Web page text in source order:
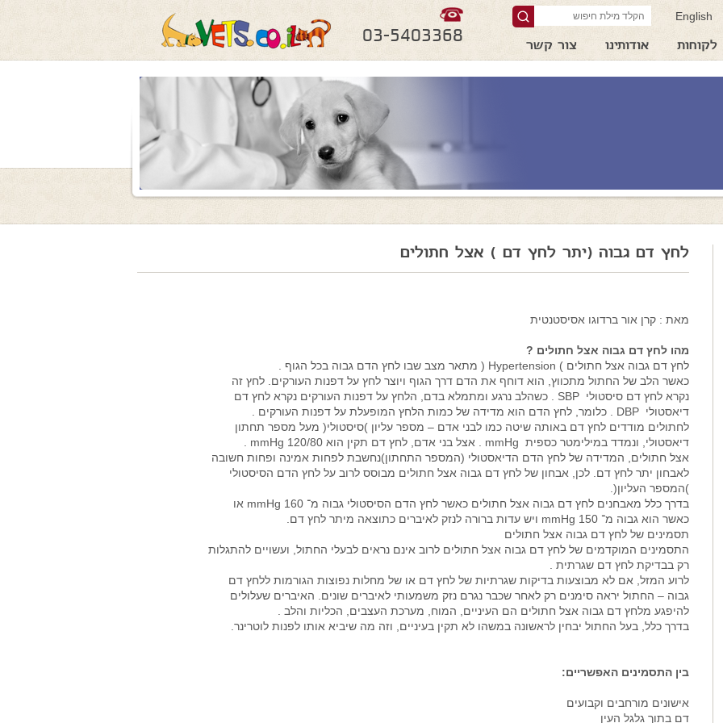
English
לקוחות אודותינו צור קשר
03-5403368
לחץ דם גבוה (יתר לחץ דם ) אצל חתולים
מאת : קרן אור ברדוגו אסיסטנטית
מהו לחץ דם גבוה אצל חתולים ?
לחץ דם גבוה אצל חתולים ) Hypertension ( מתאר מצב שבו לחץ הדם גבוה בכל הגוף .
כאשר הלב של החתול מתכווץ, הוא דוחף את הדם דרך הגוף ויוצר לחץ על דפנות העורקים. לחץ זה
נקרא לחץ דם סיסטולי SBP . כשהלב נרגע ומתמלא בדם, הלחץ על דפנות העורקים נקרא לחץ דם
דיאסטולי DBP . כלומר, לחץ הדם הוא מדידה של כמות הלחץ המופעלת על דפנות העורקים .
לחתולים מודדים לחץ דם באותה שיטה כמו לבני אדם – מספר עליון )סיסטולי( מעל מספר תחתון
דיאסטולי, ונמדד במילימטר כספית mmHg . אצל בני אדם, לחץ דם תקין הוא 120/80 mmHg .
אצל חתולים, המדידה של לחץ הדם הדיאסטולי (המספר התחתון)נחשבת לפחות אמינה ופחות חשובה
לאבחון יתר לחץ דם. לכן, אבחון של לחץ דם גבוה אצל חתולים מבוסס לרוב על לחץ הדם הסיסטולי
)המספר העליון(.
בדרך כלל מאבחנים לחץ דם גבוה אצל חתולים כאשר לחץ הדם הסיסטולי גבוה מ־ 160 mmHg או
כאשר הוא גבוה מ־ 150 mmHg ויש עדות ברורה לנזק לאיברים כתוצאה מיתר לחץ דם.
תסמינים של לחץ דם גבוה אצל חתולים
התסמינים המוקדמים של לחץ דם גבוה אצל חתולים לרוב אינם נראים לבעלי החתול, ועשויים להתגלות
רק בבדיקת לחץ דם שגרתית .
לרוע המזל, אם לא מבוצעות בדיקות שגרתיות של לחץ דם או של מחלות נפוצות הגורמות ללחץ דם
גבוה – החתול יראה סימנים רק לאחר שכבר נגרם נזק משמעותי לאיברים שונים. האיברים שעלולים
להיפגע מלחץ דם גבוה אצל חתולים הם העיניים, המוח, מערכת העצבים, הכליות והלב .
בדרך כלל, בעל החתול יבחין לראשונה במשהו לא תקין בעיניים, וזה מה שיביא אותו לפנות לוטרינר.
בין התסמינים האפשריים:
אישונים מורחבים וקבועים
דם בתוך גלגל העין